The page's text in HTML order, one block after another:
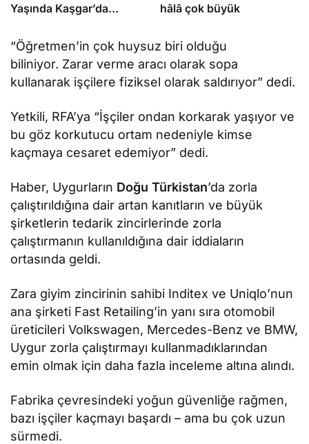
Yaşında Kaşgar’da
hâlâ çok büyük
“Öğretmen’in çok huysuz biri olduğu
biliniyor. Zarar verme aracı olarak sopa
kullanarak işçilere fiziksel olarak saldırıyor” dedi.
Yetkili, RFA’ya “İşçiler ondan korkarak yaşıyor ve
bu göz korkutucu ortam nedeniyle kimse
kaçmaya cesaret edemiyor” dedi.
Haber, Uygurların Doğu Türkistan’da zorla
çalıştırıldığına dair artan kanıtların ve büyük
şirketlerin tedarik zincirlerinde zorla
çalıştırmanın kullanıldığına dair iddiaların
ortasında geldi.
Zara giyim zincirinin sahibi Inditex ve Uniqlo’nun
ana şirketi Fast Retailing’in yanı sıra otomobil
üreticileri Volkswagen, Mercedes-Benz ve BMW,
Uygur zorla çalıştırmayı kullanmadıklarından
emin olmak için daha fazla inceleme altına alındı.
Fabrika çevresindeki yoğun güvenliğe rağmen,
bazı işçiler kaçmayı başardı – ama bu çok uzun
sürmedi.